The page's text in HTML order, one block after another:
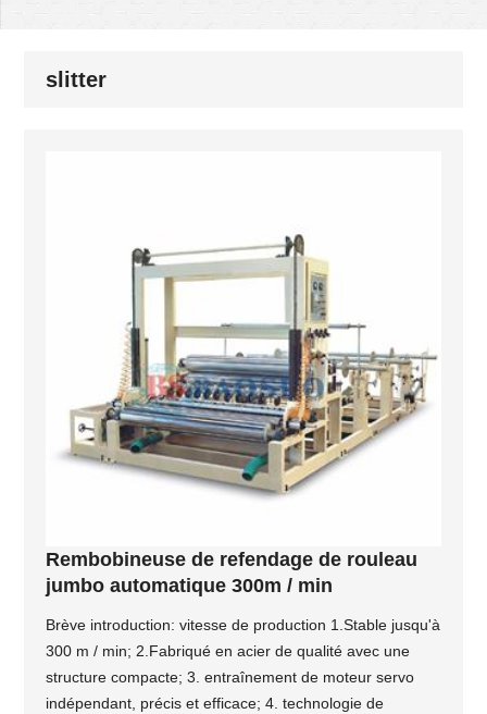
slitter
Rembobineuse de refendage de rouleau
jumbo automatique 300m / min
Brève introduction: vitesse de production 1.Stable jusqu'à
300 m / min; 2.Fabriqué en acier de qualité avec une
structure compacte; 3. entraînement de moteur servo
indépendant, précis et efficace; 4. technologie de